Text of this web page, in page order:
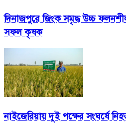
দিনাজপুরে জিংক সমৃদ্ধ উচ্চ
সফল কৃষক
নাইজেরিয়ায় দুই পক্ষের সংঘর্ষে